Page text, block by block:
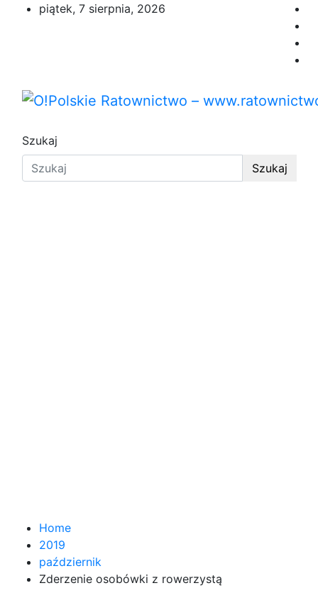
Przejdź piątek, 7 sierpnia, 2026
Szukaj
Szukaj
Home
2019
październik
Zderzenie osobówki z rowerzystą